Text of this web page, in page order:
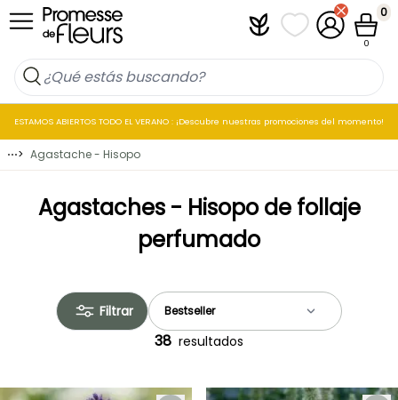
Ir al contenido PlantfitMis listas de
Mi cuenta
Cesta
0
0
ESTAMOS ABIERTOS TODO EL VERANO : ¡Descubre nuestras promociones del momento!
⋯> Agastache - Hisopo
Agastaches - Hisopo de follaje
perfumado
Filtrar
38 resultados